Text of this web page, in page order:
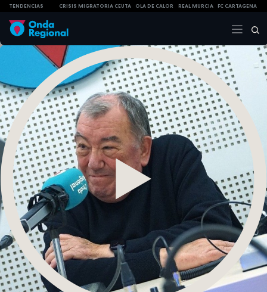
TENDENCIAS CRISIS MIGRATORIA CEUTA OLA DE CALOR REAL MURCIA FC CARTAGENA